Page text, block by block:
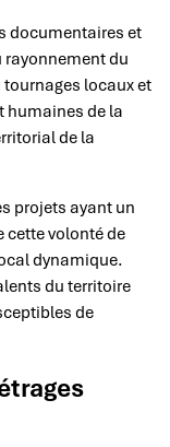
documentaires et
rayonnement du
locaux et
humaines de la
de la
projets ayant un
cette volonté de
dynamique.
du territoire
de